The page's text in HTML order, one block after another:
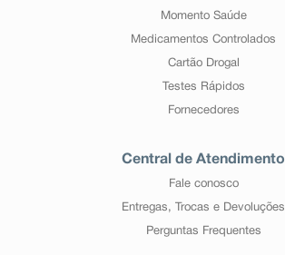
Momento Saúde
Medicamentos Controlados
Cartão Drogal
Testes Rápidos
Fornecedores
Central de Atendimento
Fale conosco
Entregas, Trocas e Devoluções
Perguntas Frequentes